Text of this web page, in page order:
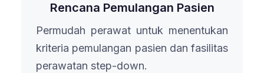
Rencana Pemulangan Pasien
Permudah perawat untuk menentukan
kriteria pemulangan pasien dan fasilitas
perawatan step-down.